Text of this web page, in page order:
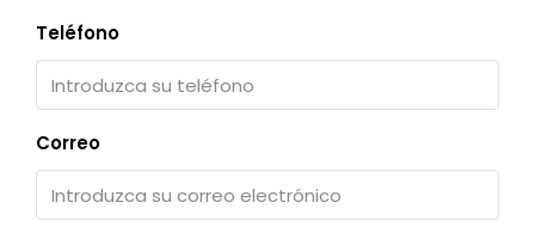
Teléfono
Correo